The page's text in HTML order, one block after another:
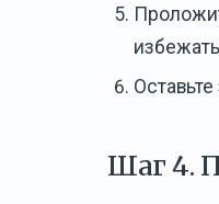
Шаг 4.